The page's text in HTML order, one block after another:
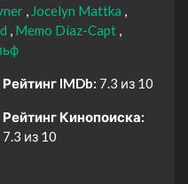
Jocelyn Mattka
Memo Díaz-Capt
Рейтинг IMDb: 7.3 из 10
Рейтинг Кинопоиска:
7.3 из 10